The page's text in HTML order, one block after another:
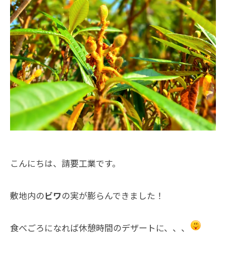
こんにちは、請要工業です。
敷地内のビワの実が膨らんできました！
食べごろになれば休憩時間のデザートに、、、